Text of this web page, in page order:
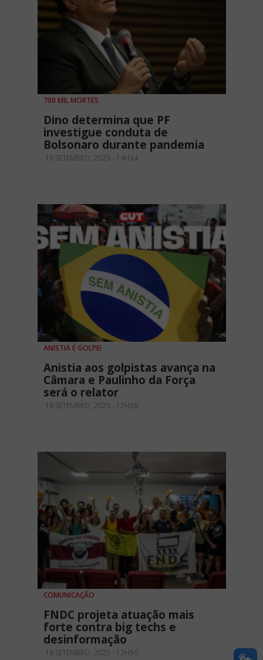
700 MIL MORTES
Dino determina que PF
investigue conduta de
Bolsonaro durante pandemia
18 SETEMBRO, 2025 - 14H34
ANISTIA É GOLPE!
Anistia aos golpistas avança na
Câmara e Paulinho da Força
será o relator
18 SETEMBRO, 2025 - 12H28
COMUNICAÇÃO
FNDC projeta atuação mais
forte contra big techs e
desinformação
16 SETEMBRO, 2025 - 12H50